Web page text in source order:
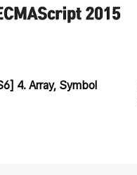
4. Array, Symbol